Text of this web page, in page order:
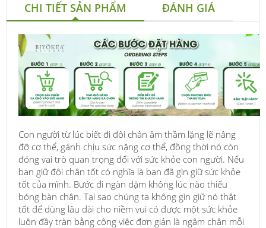
CHI TIẾT SẢN PHẨM ĐÁNH GIÁ
Con người từ lúc biết đi đôi chân âm thầm lặng lẽ nâng
đỡ cơ thể, gánh chịu sức nặng cơ thể, đồng thời nó còn
đóng vai trò quan trọng đối với sức khỏe con người. Nếu
bạn giữ đôi chân tốt có nghĩa là bạn đã gìn giữ sức khỏe
tốt của mình. Bước đi ngàn dặm không lúc nào thiếu
bóng bàn chân. Tại sao chúng ta không gìn giữ nó thật
tốt để dùng lâu dài cho niềm vui có được một sức khỏe
luôn đầy tràn bằng công việc đơn giản là ngâm chân mỗi